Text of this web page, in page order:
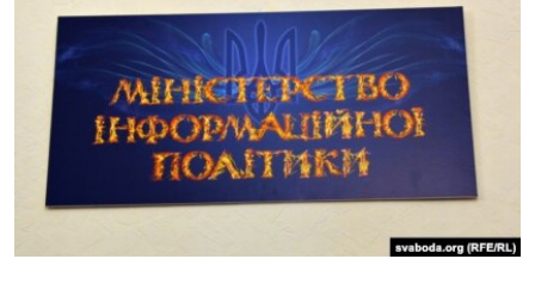
СПЕЦПРОЕКТИ
ДЕПОРТАЦІЯ
ВІДЕОУРОКИ «ELIFBE»
СВІДЧЕННЯ ОКУПАЦІЇ
УКРАЇНСЬКА ПРОБЛЕМА КРИМУ
ЯК ОБІЙТИ БЛОКУВАННЯ
Русский
Qırımtatar